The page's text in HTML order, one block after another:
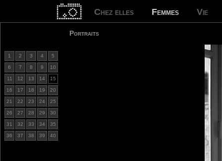
Chez elles Femmes Vie
Portraits
1 2 3 4 5
6 7 8 9 10
11 12 13 14 15
16 17 18 19 20
21 22 23 24 25
26 27 28 29 30
31 32 33 34 35
36 37 38 39 40